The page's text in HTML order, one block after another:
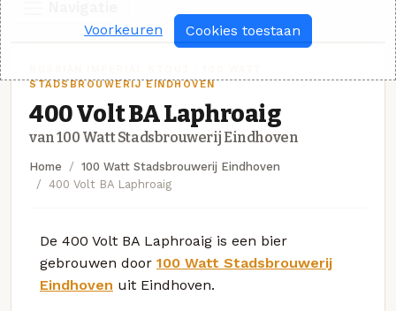
STADSBROUWERIJ EINDHOVEN
400 Volt BA Laphroaig
van 100 Watt Stadsbrouwerij Eindhoven
Home
100 Watt Stadsbrouwerij Eindhoven
400 Volt BA Laphroaig
De 400 Volt BA Laphroaig is een bier
gebrouwen door 100 Watt Stadsbrouwerij
Eindhoven uit Eindhoven.
Voorkeuren Cookies toestaan